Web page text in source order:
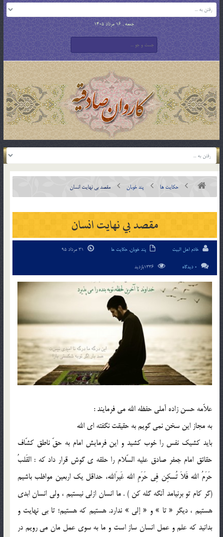
جمعه , 16 مرداد 1405
حکایت ها پند خوبان مقصد بي نهايت انسان
مقصد بي نهايت انسان
خادم اهل البیت پند خوبان, حکایت ها
0 دیدگاه
علاّمه حسن زاده آملي حفظه الله مي فرمايند :
به مجاز اين سخن نمي گويم به حقيقت نگفته اي الله
بايد کشيک نفس را خوب کشيد و اين فرمايش امام به حقّ ناطق کشّاف
حقائق امام جعفر صادق عليه السّلام را حلقه ي گوش قرار داد که : القَلبُ
حَرَمُ الله فَلاَ تُسکِن فِي حَرَمِ الله غَيرَالله، حداقل يک اربعين مواظب باشيم
(گر کام تو برنيامد آنگه گله کن ) . ما انسان ازلي نيستيم ، ولي انسان ابدي
هستيم ، ديگر « تا » و « إلي » ندارد. هستيم که هستيم؛ تا بي نهايت و
بدانيد که علم و عمل انسان ساز است و ما به سوي عمل مان مي رويم در